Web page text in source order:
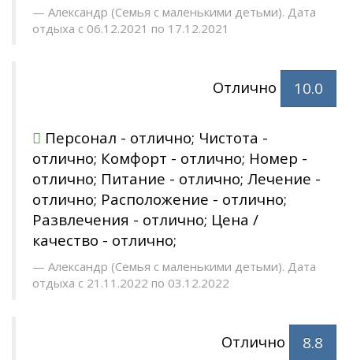
Александр (Семья с маленькими детьми). Дата
отдыха с 06.12.2021 по 17.12.2021
Отлично 10.0
Персонал - отлично; Чистота -
отлично; Комфорт - отлично; Номер -
отлично; Питание - отлично; Лечение -
отлично; Расположение - отлично;
Развлечения - отлично; Цена /
качество - отлично;
Александр (Семья с маленькими детьми). Дата
отдыха с 21.11.2022 по 03.12.2022
Отлично 8.8